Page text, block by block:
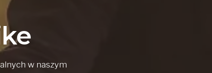
w naszym